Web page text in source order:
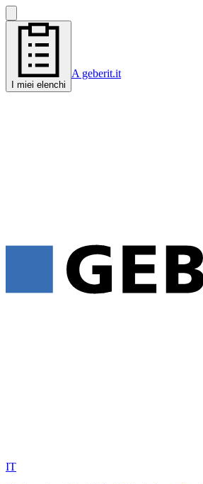
I miei elenchi
A geberit.it
IT